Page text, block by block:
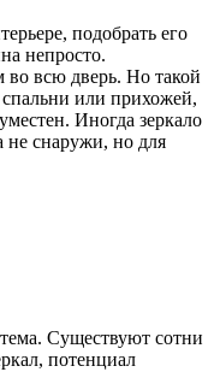
подобрать его
непросто.
всю дверь. Но такой
или прихожей,
Иногда зеркало
не снаружи, но для
Существуют сотни
потенциал